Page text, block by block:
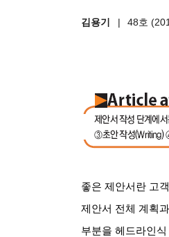
김용기 | 48호
좋은 제안서란 고
제안서 전체 계획
부분을 헤드라인